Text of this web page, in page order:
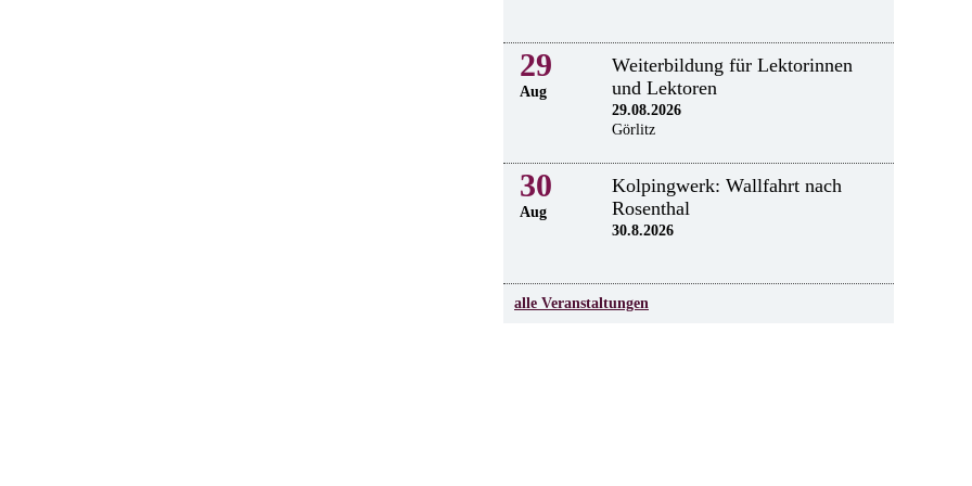
29
Aug
Weiterbildung für Lektorinnen
und Lektoren
29.08.2026
Görlitz
30
Aug
Kolpingwerk: Wallfahrt nach
Rosenthal
30.8.2026
alle Veranstaltungen